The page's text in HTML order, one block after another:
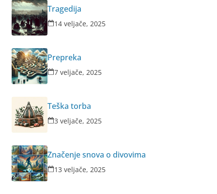
Tragedija
14 veljače, 2025
Prepreka
7 veljače, 2025
Teška torba
3 veljače, 2025
Značenje snova o divovima
13 veljače, 2025